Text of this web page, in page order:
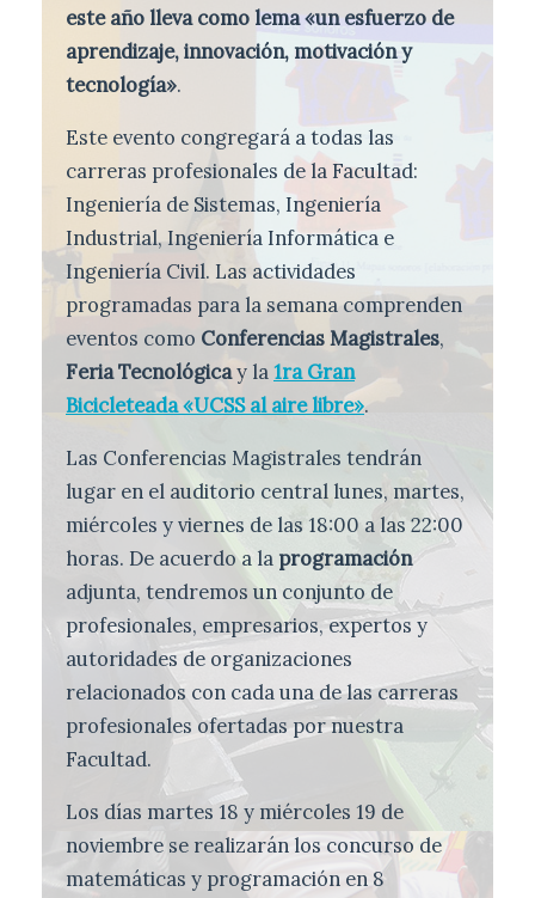
este año lleva como lema «un esfuerzo de
aprendizaje, innovación, motivación y
tecnología».
Este evento congregará a todas las
carreras profesionales de la Facultad:
Ingeniería de Sistemas, Ingeniería
Industrial, Ingeniería Informática e
Ingeniería Civil. Las actividades
programadas para la semana comprenden
eventos como Conferencias Magistrales,
Feria Tecnológicay la1ra Gran
Bicicleteada «UCSS al aire libre».
Las Conferencias Magistrales tendrán
lugar en el auditorio central lunes, martes,
miércoles y viernes de las 18:00 a las 22:00
horas. De acuerdo a la programación
adjunta, tendremos un conjunto de
profesionales, empresarios, expertos y
autoridades de organizaciones
relacionados con cada una de las carreras
profesionales ofertadas por nuestra
Facultad.
Los días martes 18 y miércoles 19 de
noviembre se realizarán los concurso de
matemáticas y programación en 8